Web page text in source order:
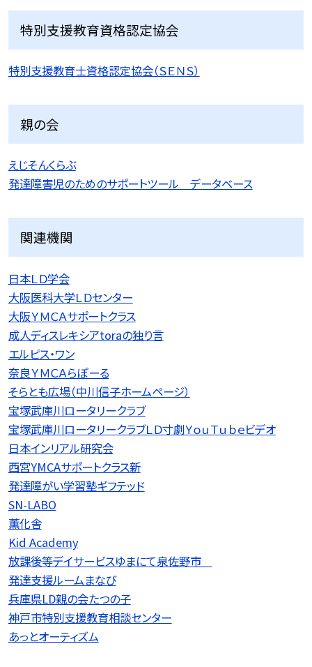
特別支援教育資格認定協会
特別支援教育士資格認定協会（ＳＥＮＳ）
親の会
えじそんくらぶ
発達障害児のためのサポートツール データベース
関連機関
日本ＬＤ学会
大阪医科大学ＬＤセンター
大阪ＹＭＣＡサポートクラス
成人ディスレキシアtoraの独り言
エルピス・ワン
奈良ＹＭＣＡらぽーる
そらとも広場（中川信子ホームページ）
宝塚武庫川ロータリークラブ
宝塚武庫川ロータリークラブＬＤ寸劇ＹｏｕＴｕｂｅビデオ
日本インリアル研究会
西宮YMCAサポートクラス新
発達障がい学習塾ギフテッド
SN-LABO
薫化舎
Kid Academy
放課後等デイサービスゆまにて泉佐野市
発達支援ルームまなび
兵庫県LD親の会たつの子
神戸市特別支援教育相談センター
あっとオーティズム